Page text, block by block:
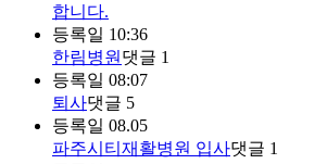
합니다.
등록일 10:36
한림병원 댓글 1
등록일 08:07
퇴사댓글 5
등록일 08.05
파주시티재활병원 입사댓글 1